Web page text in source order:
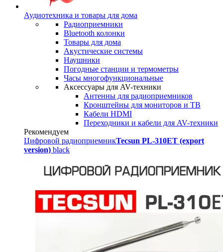
Аудиотехника и товары для дома
Радиоприемники
Bluetooth колонки
Товары для дома
Акустические системы
Наушники
Погодные станции и термометры
Часы многофункциональные
Аксессуары для AV-техники
Антенны для радиоприемников
Кронштейны для мониторов и ТВ
Кабели HDMI
Переходники и кабели для AV-техники
Рекомендуем
Цифровой радиоприемникTecsun PL-310ET (export
version) black